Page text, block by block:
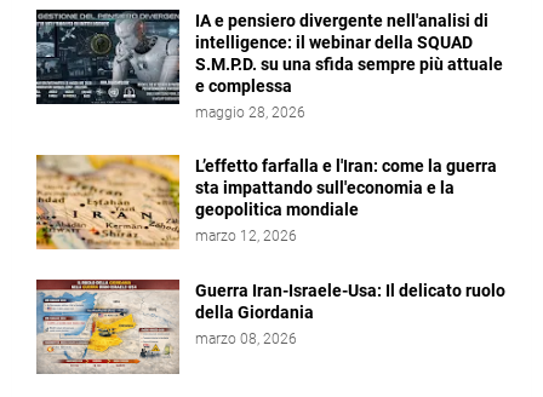
IA e pensiero divergente nell'analisi di
intelligence: il webinar della SQUAD
S.M.P.D. su una sfida sempre più attuale
e complessa
maggio 28, 2026
L’effetto farfalla e l'Iran: come la guerra
sta impattando sull'economia e la
geopolitica mondiale
marzo 12, 2026
Guerra Iran-Israele-Usa: Il delicato ruolo
della Giordania
marzo 08, 2026